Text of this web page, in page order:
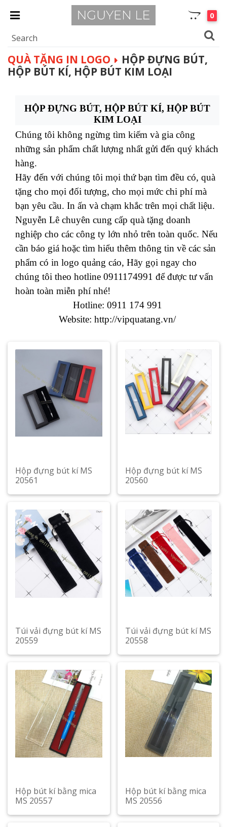
0
QUÀ TẶNG IN LOGO
HỘP ĐỰNG BÚT,
HỘP BÚT KÍ, HỘP BÚT KIM LOẠI
HỘP ĐỰNG BÚT, HỘP BÚT KÍ, HỘP BÚT
KIM LOẠI
Chúng tôi không ngừng tìm kiếm và gia công
những sản phẩm chất lượng nhất gửi đến quý khách
hàng.
Hãy đến với chúng tôi mọi thứ bạn tìm đều có, quà
tặng cho mọi đối tượng, cho mọi mức chi phí mà
bạn yêu cầu. In ấn và chạm khắc trên mọi chất liệu.
Nguyễn Lê chuyên cung cấp quà tặng doanh
nghiệp cho các công ty lớn nhỏ trên toàn quốc. Nếu
cần báo giá hoặc tìm hiểu thêm thông tin về các sản
phẩm có in logo quảng cáo, Hãy gọi ngay cho
chúng tôi theo hotline 0911174991 để được tư vấn
hoàn toàn miễn phí nhé!
Hotline: 0911 174 991
Website: http://vipquatang.vn/
Hộp đựng bút kí MS
20561
Hộp đựng bút kí MS
20560
Túi vải đựng bút kí MS
20559
Túi vải đựng bút kí MS
20558
Hộp bút kí bằng mica
MS 20557
Hộp bút kí bằng mica
MS 20556